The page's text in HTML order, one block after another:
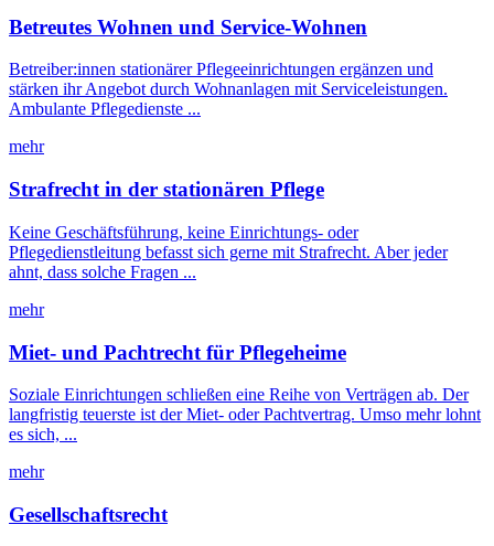
Betreutes Wohnen und Service-Wohnen
Betreiber:innen stationärer Pflegeeinrichtungen ergänzen und
stärken ihr Angebot durch Wohnanlagen mit Serviceleistungen.
Ambulante Pflegedienste ...
mehr
Strafrecht in der stationären Pflege
Keine Geschäftsführung, keine Einrichtungs- oder
Pflegedienstleitung befasst sich gerne mit Strafrecht. Aber jeder
ahnt, dass solche Fragen ...
mehr
Miet- und Pachtrecht für Pflegeheime
Soziale Einrichtungen schließen eine Reihe von Verträgen ab. Der
langfristig teuerste ist der Miet- oder Pachtvertrag. Umso mehr lohnt
es sich, ...
mehr
Gesellschaftsrecht